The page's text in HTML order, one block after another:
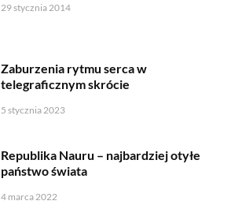
29 stycznia 2014
Zaburzenia rytmu serca w
telegraficznym skrócie
5 stycznia 2023
Republika Nauru – najbardziej otyłe
państwo świata
4 marca 2022